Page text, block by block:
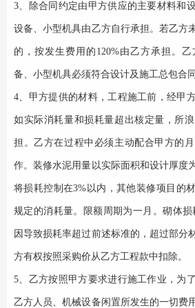
3、除合同约定由甲方供应的主要材料和
设备、小型机具由乙方自行承担。若乙方
的，按发生费用的120%由乙方承担。
备、小型机具必须符合设计及施工总包合同
4、甲方提供的材料，工程施工前，经甲
如实际消耗量和损耗量超出核定量，所
担。乙方在过程中必须主动配合甲方的
作。装修水泥用量以实际面积和设计厚度
将损耗控制在3%以内，其他装修项目的
规定的消耗量。限额周期为一月。砌体
因导致损耗率超过前述标准的，超过部分
方有权按照采购价从乙方工程款中扣除。
5、乙方按照甲方要求进行施工作业，为
乙方人员、机械设备闲置所发生的一切费